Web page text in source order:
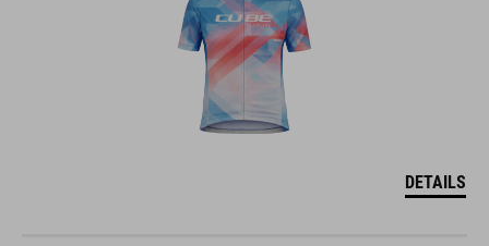
DETAILS